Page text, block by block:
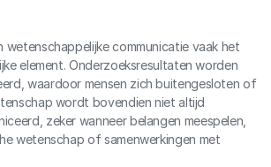
wetenschappelijke communicatie vaak het
element. Onderzoeksresultaten worden
waardoor mensen zich buitengesloten of
wordt bovendien niet altijd
zeker wanneer belangen meespelen,
wetenschap of samenwerkingen met